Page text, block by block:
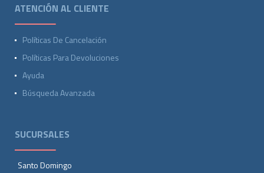
ATENCIÓN AL CLIENTE
Políticas De Cancelación
Políticas Para Devoluciones
Ayuda
Búsqueda Avanzada
SUCURSALES
Santo Domingo